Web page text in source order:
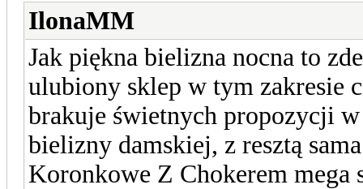
IlonaMM
Jak piękna bielizna nocna to
ulubiony sklep w tym zakresie
brakuje świetnych propozycji
bielizny damskiej, z resztą
Koronkowe Z Chokerem mega